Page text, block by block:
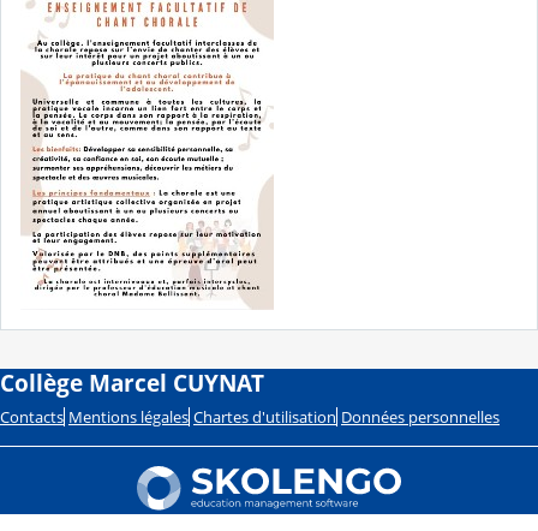
Collège Marcel CUYNAT
Contacts Mentions légales Chartes d'utilisation Données personnelles